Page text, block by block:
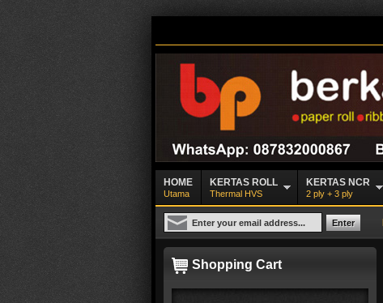
HOME
Utama
KERTAS ROLL
Thermal HVS
KERTAS NCR
2 ply + 3 ply
Shopping Cart